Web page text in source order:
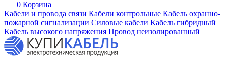
0 Корзина
Кабели и провода связи Кабели контрольные Кабель охранно-
пожарной сигнализации Силовые кабели Кабель гибридный
Кабель высокого напряжения Провод неизолированный